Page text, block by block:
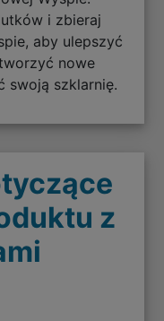
i zbieraj
aby ulepszyć
nowe
swoją szklarnię.
z